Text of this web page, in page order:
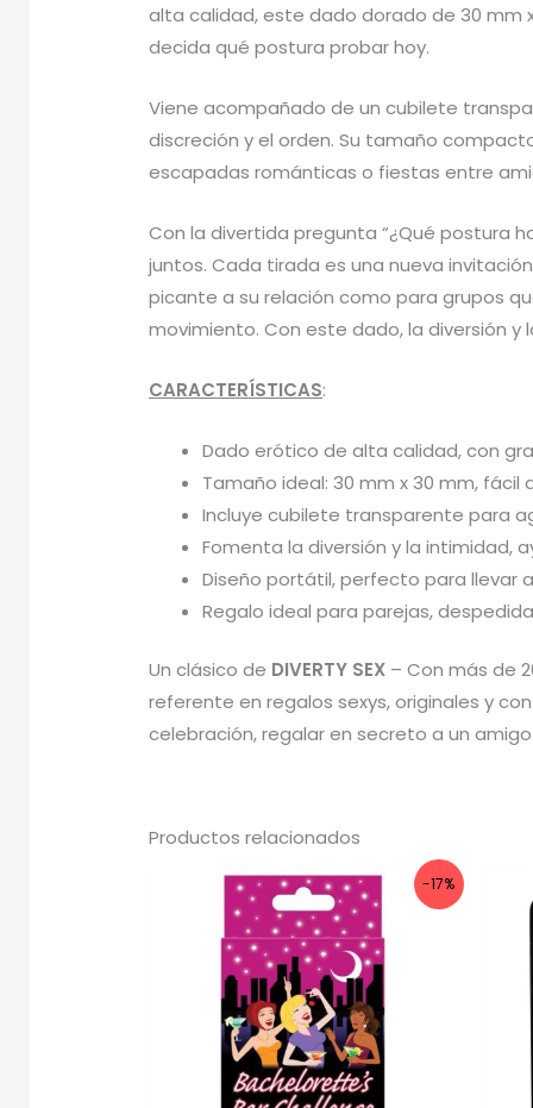
alta calidad, este dado dorado de 30 mm
decida qué postura probar hoy.
Viene acompañado de un cubilete
discreción y el orden. Su tamaño
escapadas románticas o fiestas entre
Con la divertida pregunta “¿Qué postura
juntos. Cada tirada es una nueva
picante a su relación como para grupos
movimiento. Con este dado, la diversión y
CARACTERÍSTICAS:
Dado erótico de alta calidad, con
Tamaño ideal: 30 mm x 30 mm, fácil
Incluye cubilete transparente para
Fomenta la diversión y la intimidad,
Diseño portátil, perfecto para llevar
Regalo ideal para parejas,
Un clásico de DIVERTY SEX – Con más de
referente en regalos sexys, originales y
celebración, regalar en secreto a un
Productos relacionados
-17%